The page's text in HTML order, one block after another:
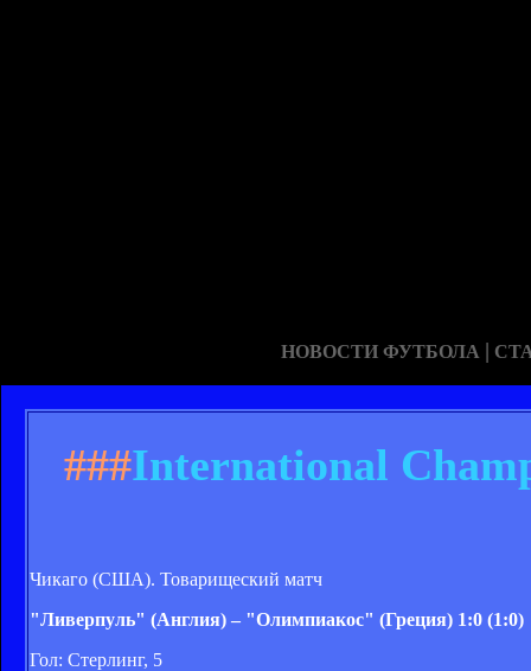
НОВОСТИ ФУТБОЛА |
###International
Чикаго (США). Товарищеский матч
"Ливерпуль" (Англия) – "Олимпиакос" (Греция) 1:0 (1:0)
Гол: Стерлинг, 5